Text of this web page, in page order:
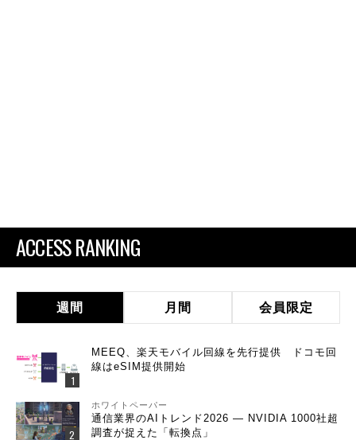
ACCESS RANKING
週間 月間 会員限定
MEEQ、楽天モバイル回線を先行提供 ドコモ回
線はeSIM提供開始
ホワイトペーパー
通信業界のAIトレンド2026 ― NVIDIA 1000社超
調査が捉えた「転換点」